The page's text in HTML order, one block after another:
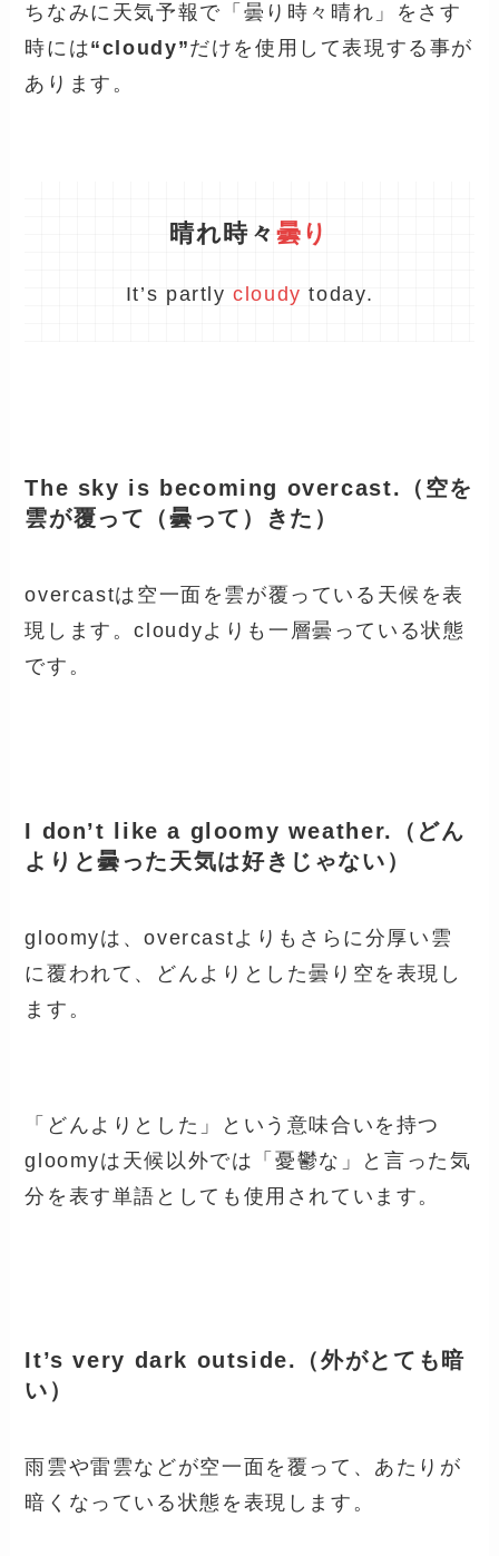
ちなみに天気予報で「曇り時々晴れ」をさす
時には“cloudy”だけを使用して表現する事が
あります。
晴れ時々 曇り
It’s partlycloudy today.
The sky is becoming overcast.（空を
雲が覆って（曇って）きた）
overcastは空一面を雲が覆っている天候を表
現します。cloudyよりも一層曇っている状態
です。
I don’t like a gloomy weather.（どん
よりと曇った天気は好きじゃない）
gloomyは、overcastよりもさらに分厚い雲
に覆われて、どんよりとした曇り空を表現し
ます。
「どんよりとした」という意味合いを持つ
gloomyは天候以外では「憂鬱な」と言った気
分を表す単語としても使用されています。
It’s very dark outside.（外がとても暗
い）
雨雲や雷雲などが空一面を覆って、あたりが
暗くなっている状態を表現します。